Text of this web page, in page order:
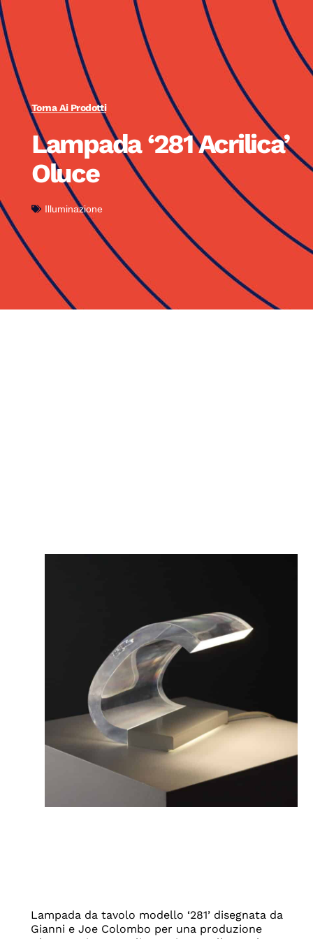
Torna Ai Prodotti
Lampada ‘281 Acrilica’
Oluce
Illuminazione
Lampada da tavolo modello ‘281’ disegnata da
Gianni e Joe Colombo per una produzione